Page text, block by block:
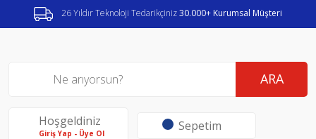
26 Yıldır Teknoloji Tedarikçiniz30.000+ Kurumsal Müşteri
ARA
Hoşgeldiniz
Giriş Yap - Üye Ol Sepetim